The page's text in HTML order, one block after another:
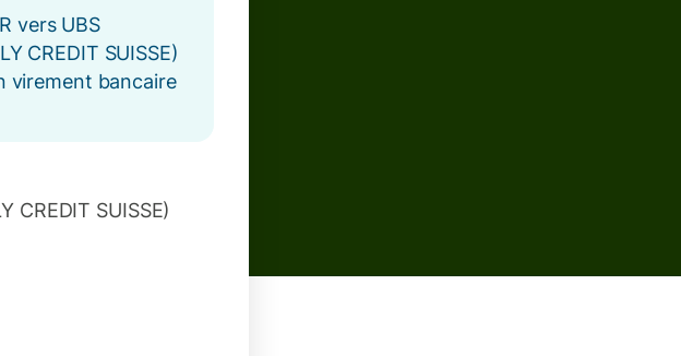
vers UBS
CREDIT SUISSE)
virement bancaire
CREDIT SUISSE)